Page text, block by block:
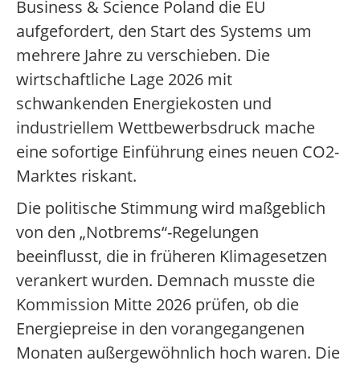
Business & Science Poland die EU
aufgefordert, den Start des Systems um
mehrere Jahre zu verschieben. Die
wirtschaftliche Lage 2026 mit
schwankenden Energiekosten und
industriellem Wettbewerbsdruck mache
eine sofortige Einführung eines neuen CO2-
Marktes riskant.
Die politische Stimmung wird maßgeblich
von den „Notbrems“-Regelungen
beeinflusst, die in früheren Klimagesetzen
verankert wurden. Demnach musste die
Kommission Mitte 2026 prüfen, ob die
Energiepreise in den vorangegangenen
Monaten außergewöhnlich hoch waren. Die